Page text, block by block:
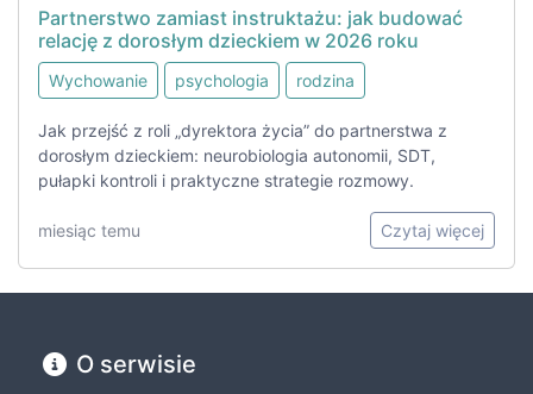
Partnerstwo zamiast instruktażu: jak budować
relację z dorosłym dzieckiem w 2026 roku
Wychowanie psychologia rodzina
Jak przejść z roli „dyrektora życia” do partnerstwa z
dorosłym dzieckiem: neurobiologia autonomii, SDT,
pułapki kontroli i praktyczne strategie rozmowy.
miesiąc temu Czytaj więcej
O serwisie